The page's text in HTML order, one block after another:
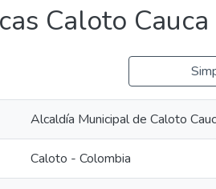
Caloto
Alcaldía Municipal de Caloto
Caloto - Colombia